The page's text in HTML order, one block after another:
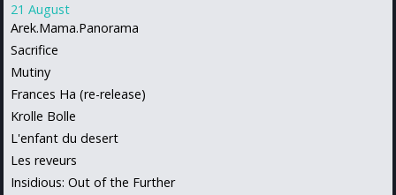
21 August
Arek.Mama.Panorama
Sacrifice
Mutiny
Frances Ha (re-release)
Krolle Bolle
L'enfant du desert
Les reveurs
Insidious: Out of the Further